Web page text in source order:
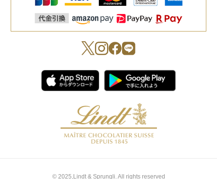
© 2025,Lindt & Sprungli. All rights reserved